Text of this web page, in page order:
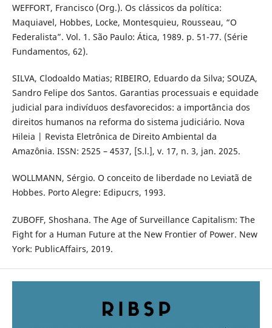
WEFFORT, Francisco (Org.). Os clássicos da política:
Maquiavel, Hobbes, Locke, Montesquieu, Rousseau, “O
Federalista”. Vol. 1. São Paulo: Ática, 1989. p. 51-77. (Série
Fundamentos, 62).
SILVA, Clodoaldo Matias; RIBEIRO, Eduardo da Silva; SOUZA,
Sandro Felipe dos Santos. Garantias processuais e equidade
judicial para indivíduos desfavorecidos: a importância dos
direitos humanos na reforma do sistema judiciário. Nova
Hileia | Revista Eletrônica de Direito Ambiental da
Amazônia. ISSN: 2525 – 4537, [S.l.], v. 17, n. 3, jan. 2025.
WOLLMANN, Sérgio. O conceito de liberdade no Leviatã de
Hobbes. Porto Alegre: Edipucrs, 1993.
ZUBOFF, Shoshana. The Age of Surveillance Capitalism: The
Fight for a Human Future at the New Frontier of Power. New
York: PublicAffairs, 2019.